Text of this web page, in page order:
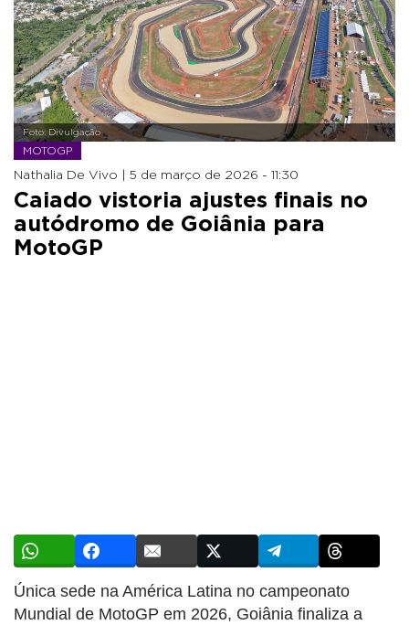
Foto: Divulgação
MOTOGP
Nathalia De Vivo | 5 de março de 2026 - 11:30
Caiado vistoria ajustes finais no
autódromo de Goiânia para
MotoGP
Única sede na América Latina no campeonato
Mundial de MotoGP em 2026, Goiânia finaliza a